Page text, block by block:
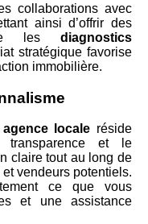
collaborations avec
ainsi d’offrir des
les diagnostics
stratégique favorise
immobilière.
agence locale réside
transparence et le
claire tout au long de
vendeurs potentiels.
ce que vous
et une assistance